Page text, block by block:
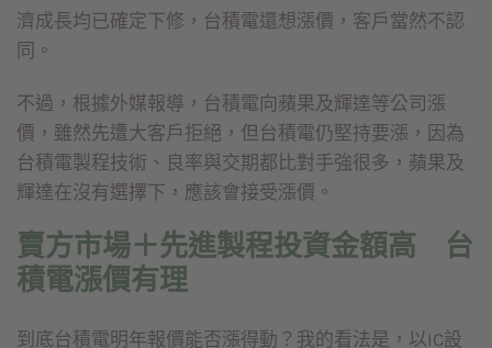
濟成長均已確定下修，台積電還想漲價，客戶當然不認
同。
不過，根據外媒報導，台積電向蘋果及輝達等公司漲
價，雖然先遭大客戶拒絕，但台積電仍堅持要漲，因為
台積電製程技術、良率與交期都比對手強很多，蘋果及
輝達在沒有選擇下，應該會接受漲價。
賣方市場＋先進製程投資金額高 台
積電漲價有理
到底台積電明年報價能否漲得動？我的看法是，以IC設